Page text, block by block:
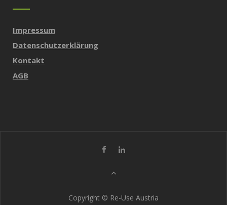
Impressum
Datenschutzerklärung
Kontakt
AGB
Copyright © Re-Use Austria